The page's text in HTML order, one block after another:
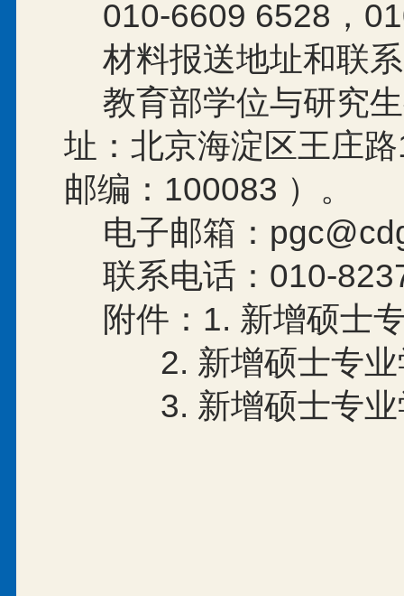
010-6609 6528 ，
材料报送地址和联
教育部学位与研究
址：北京海淀区王庄路
邮编： 100083 ）。
电子邮箱：
联系电话： 010-
附件： 1. 新增硕士
2. 新增硕士专
3. 新增硕士专